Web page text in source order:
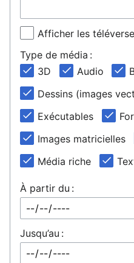
Afficher les
Type de média :
3D
Audio
Dessins (images
Exécutables
Images matricielles
Média riche
À partir du :
Jusqu’au :